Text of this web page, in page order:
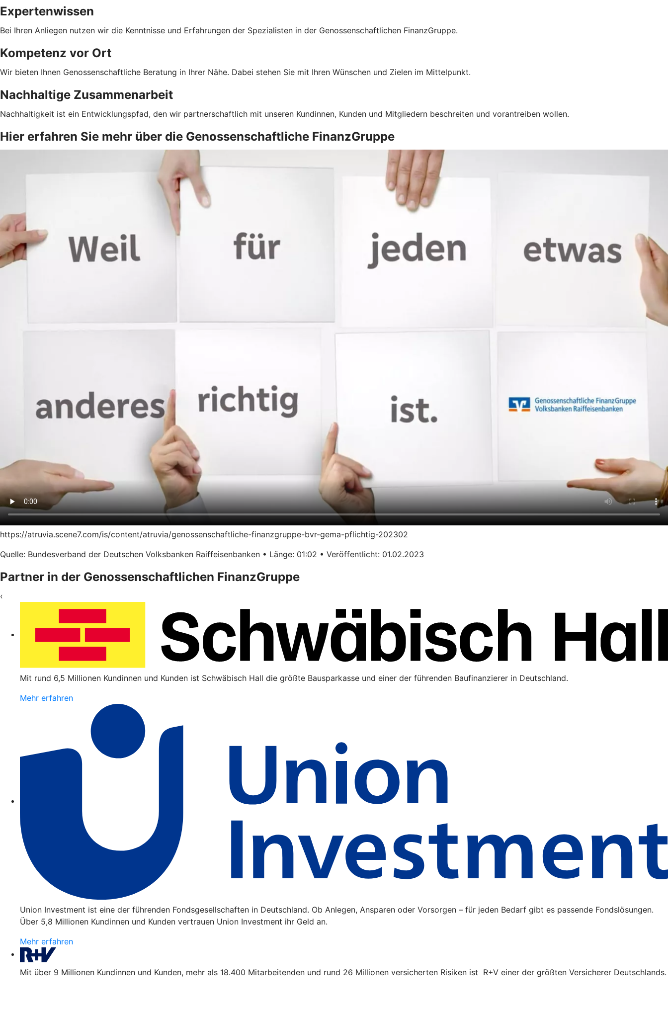
Expertenwissen
Bei Ihren Anliegen nutzen wir die Kenntnisse und Erfahrungen der Spezialisten in der Genossenschaftlichen FinanzGruppe.
Kompetenz vor Ort
Wir bieten Ihnen Genossenschaftliche Beratung in Ihrer Nähe. Dabei stehen Sie mit Ihren Wünschen und Zielen im Mittelpunkt.
Nachhaltige Zusammenarbeit
Nachhaltigkeit ist ein Entwicklungspfad, den wir partnerschaftlich mit unseren Kundinnen, Kunden und Mitgliedern beschreiten und vorantreiben wollen.
Hier erfahren Sie mehr über die Genossenschaftliche FinanzGruppe
https://atruvia.scene7.com/is/content/atruvia/genossenschaftliche-finanzgruppe-bvr-gema-pflichtig-202302
Quelle: Bundesverband der Deutschen Volksbanken Raiffeisenbanken • Länge: 01:02 • Veröffentlicht: 01.02.2023
Partner in der Genossenschaftlichen FinanzGruppe
‹
Mit rund 6,5 Millionen Kundinnen und Kunden ist Schwäbisch Hall die größte Bausparkasse und einer der führenden Baufinanzierer in Deutschland.
Mehr erfahren
Union Investment ist eine der führenden Fondsgesellschaften in Deutschland. Ob Anlegen, Ansparen oder Vorsorgen – für jeden Bedarf gibt es passende Fondslösungen.
Über 5,8 Millionen Kundinnen und Kunden vertrauen Union Investment ihr Geld an.
Mehr erfahren
Mit über 9 Millionen Kundinnen und Kunden, mehr als 18.400 Mitarbeitenden und rund 26 Millionen versicherten Risiken ist R+V einer der größten Versicherer Deutschlands.